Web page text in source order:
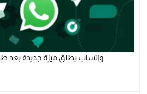
واتساب يطلق ميزة جديدة بعد